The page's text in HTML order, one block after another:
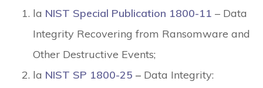
la NIST Special Publication 1800-11 – Data
Integrity Recovering from Ransomware and
Other Destructive Events;
la NIST SP 1800-25 – Data Integrity: